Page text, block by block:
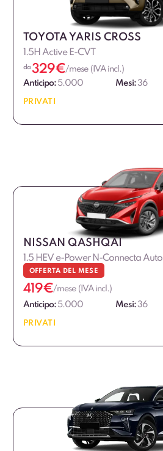
TOYOTA YARIS CROSS
1.5H Active E-CVT
da 329€/mese (IVA incl.)
Anticipo: 5.000 Mesi:36
PRIVATI
NISSAN QASHQAI
1.5 HEV e-Power N-Connecta Auto
OFFERTA DEL MESE
419€/mese (IVA incl.)
Anticipo:5.000 Mesi:36
PRIVATI